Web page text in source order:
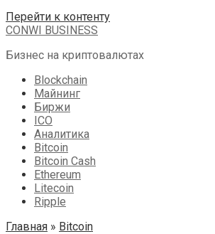
Перейти к контенту
CONWI BUSINESS
Бизнес на криптовалютах
Blockchain
Майнинг
Биржи
ICO
Аналитика
Bitcoin
Bitcoin Cash
Ethereum
Litecoin
Ripple
Главная » Bitcoin